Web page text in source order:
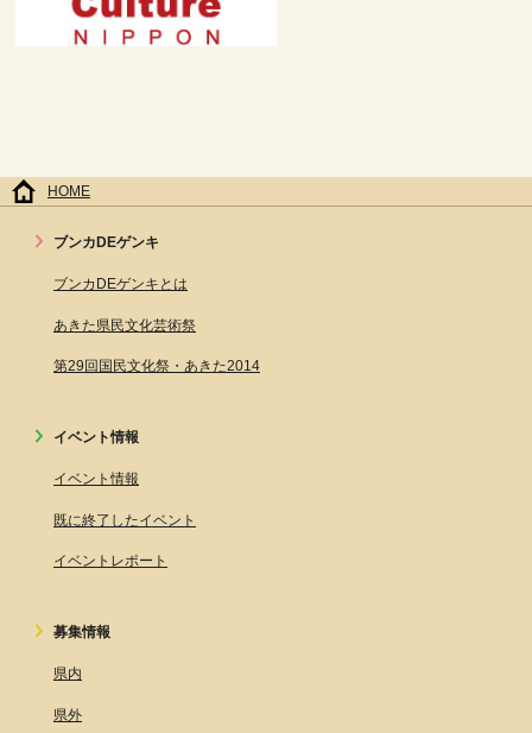
HOME
ブンカDEゲンキ
ブンカDEゲンキとは
あきた県民文化芸術祭
第29回国民文化祭・あきた2014
イベント情報
イベント情報
既に終了したイベント
イベントレポート
募集情報
県内
県外